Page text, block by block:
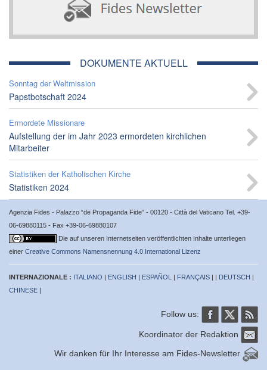
DOKUMENTE AKTUELL
Sonntag der Weltmission
Papstbotschaft 2024
Ermordete Missionare
Aufstellung der im Jahr 2023 ermordeten kirchlichen
Mitarbeiter
Statistiken der Katholischen Kirche
Statistiken 2024
Agenzia Fides - Palazzo “de Propaganda Fide” - 00120 - Città del Vaticano Tel. +39-
06-69880115 - Fax +39-06-69880107
Die auf unseren Internetseiten veröffentlichten Inhalte unterliegen
einer Creative Commons Namensnennung 4.0 International Lizenz
INTERNAZIONALE : ITALIANO | ENGLISH | ESPAÑOL | FRANÇAIS | | DEUTSCH |
CHINESE |
Follow us:
Koordinator der Redaktion
Wir danken für Ihr Interesse am Fides-Newsletter